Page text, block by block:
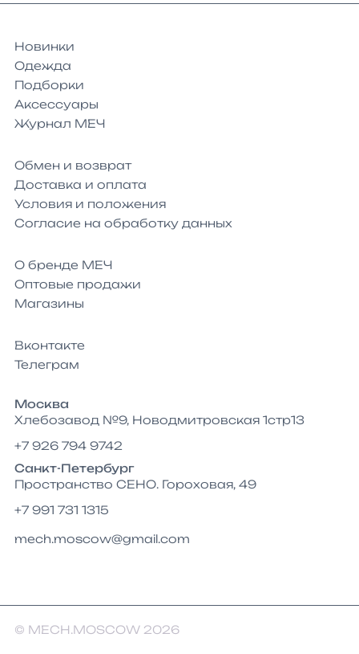
Новинки
Одежда
Подборки
Аксессуары
Журнал МЕЧ
Обмен и возврат
Доставка и оплата
Условия и положения
Согласие на обработку данных
О бренде МЕЧ
Оптовые продажи
Магазины
Вконтакте
Телеграм
Москва
Хлебозавод №9, Новодмитровская 1стр13
+7 926 794 9742
Санкт-Петербург
Пространство СЕНО. Гороховая, 49
+7 991 731 1315
mech.moscow@gmail.com
© MECH.MOSCOW 2026